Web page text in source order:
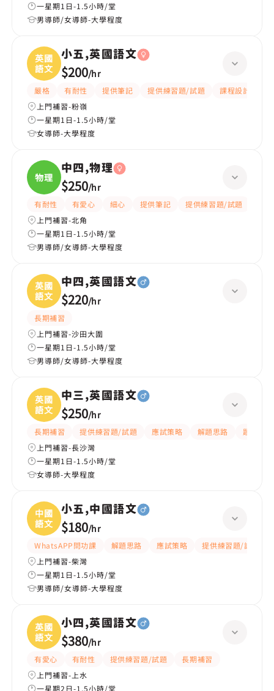
一星期1日-1.5小時/堂
男導師/女導師-大學程度
英國
語文
小五,英國語文
$200/hr
嚴格 有耐性 提供筆記 提供練習題/試題 課程設計
上門補習-粉嶺
一星期1日-1.5小時/堂
女導師-大學程度
物理
中四,物理
$250/hr
有耐性 有愛心 細心 提供筆記 提供練習題/試題
上門補習-北角
一星期1日-1.5小時/堂
男導師/女導師-大學程度
英國
語文
中四,英國語文
$220/hr
長期補習
上門補習-沙田大圍
一星期1日-1.5小時/堂
男導師/女導師-大學程度
英國
語文
中三,英國語文
$250/hr
長期補習 提供練習題/試題 應試策略 解題思路
題目講解
上門補習-長沙灣
一星期1日-1.5小時/堂
女導師-大學程度
中國
語文
小五,中國語文
$180/hr
WhatsAPP問功課 解題思路 應試策略
提供練習題/試題
上門補習-柴灣
一星期1日-1.5小時/堂
男導師/女導師-大學程度
英國
語文
小四,英國語文
$380/hr
有愛心 有耐性 提供練習題/試題
長期補習
上門補習-上水
一星期2日-1.5小時/堂